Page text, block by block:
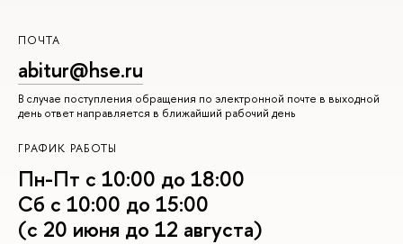
ПОЧТА
abitur@hse.ru
В случае поступления обращения по электронной почте в выходной
день ответ направляется в ближайший рабочий день
ГРАФИК РАБОТЫ
Пн-Пт с 10:00 до 18:00
Сб с 10:00 до 15:00
(с 20 июня до 12 августа)